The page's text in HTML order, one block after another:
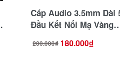
Cáp Audio 3.5mm Dài
Đầu Kết Nối Mạ Vàng
200.000₫
Giá 180.000₫
Giá